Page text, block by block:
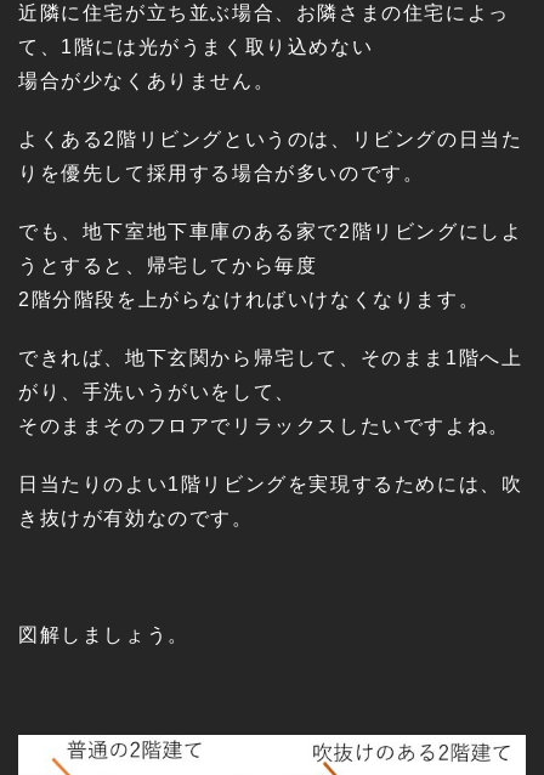
近隣に住宅が立ち並ぶ場合、お隣さまの住宅によっ
て、1階には光がうまく取り込めない
場合が少なくありません。
よくある2階リビングというのは、リビングの日当た
りを優先して採用する場合が多いのです。
でも、地下室地下車庫のある家で2階リビングにしよ
うとすると、帰宅してから毎度
2階分階段を上がらなければいけなくなります。
できれば、地下玄関から帰宅して、そのまま1階へ上
がり、手洗いうがいをして、
そのままそのフロアでリラックスしたいですよね。
日当たりのよい1階リビングを実現するためには、吹
き抜けが有効なのです。
図解しましょう。